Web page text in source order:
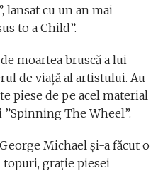
lansat cu un an mai
to a Child”.
moartea bruscă a lui
de viaţă al artistului. Au
piese de pe acel material
The Wheel”.
Michael şi-a făcut o
graţie piesei